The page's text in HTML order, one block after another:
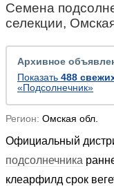
Семена
селекции,
Архивное
Показать 488
«Подсолнечник»
Регион: Омская обл.
Официальный
подсолнечника
клеарфилд срок